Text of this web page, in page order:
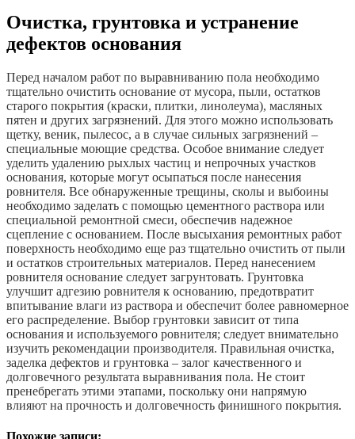
Очистка, грунтовка и устранение
дефектов основания
Перед началом работ по выравниванию пола необходимо
тщательно очистить основание от мусора, пыли, остатков
старого покрытия (краски, плитки, линолеума), масляных
пятен и других загрязнений. Для этого можно использовать
щетку, веник, пылесос, а в случае сильных загрязнений –
специальные моющие средства. Особое внимание следует
уделить удалению рыхлых частиц и непрочных участков
основания, которые могут осыпаться после нанесения
ровнителя. Все обнаруженные трещины, сколы и выбоины
необходимо заделать с помощью цементного раствора или
специальной ремонтной смеси, обеспечив надежное
сцепление с основанием. После высыхания ремонтных работ
поверхность необходимо еще раз тщательно очистить от пыли
и остатков строительных материалов. Перед нанесением
ровнителя основание следует загрунтовать. Грунтовка
улучшит адгезию ровнителя к основанию, предотвратит
впитывание влаги из раствора и обеспечит более равномерное
его распределение. Выбор грунтовки зависит от типа
основания и используемого ровнителя; следует внимательно
изучить рекомендации производителя. Правильная очистка,
заделка дефектов и грунтовка – залог качественного и
долговечного результата выравнивания пола. Не стоит
пренебрегать этими этапами, поскольку они напрямую
влияют на прочность и долговечность финишного покрытия.